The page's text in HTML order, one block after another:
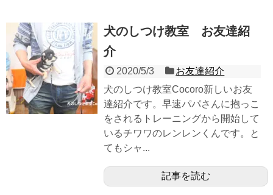
犬のしつけ教室 お友達紹
介
2020/5/3
お友達紹介
犬のしつけ教室Cocoro新しいお友
達紹介です。早速パパさんに抱っこ
をされるトレーニングから開始して
いるチワワのレンレンくんです。と
てもシャ...
記事を読む